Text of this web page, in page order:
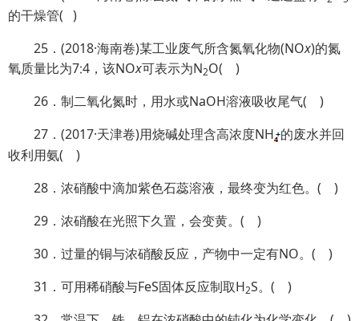
的干燥管( )
25．(2018·海南卷)某工业废气所含氮氧化物(NOx)的氮
氧质量比为7∶4，该NOx可表示为N2O( )
26．制二氧化氮时，用水或NaOH溶液吸收尾气( )
27．(2017·天津卷)用烧碱处理含高浓度NH 的废水并回
收利用氨( )
28．浓硝酸中滴加紫色石蕊溶液，最终变为红色。( )
29．浓硝酸在光照下久置，会变黄。( )
30．过量的铜与浓硝酸反应，产物中一定有NO。( )
31．可用稀硝酸与FeS固体反应制取H2S。( )